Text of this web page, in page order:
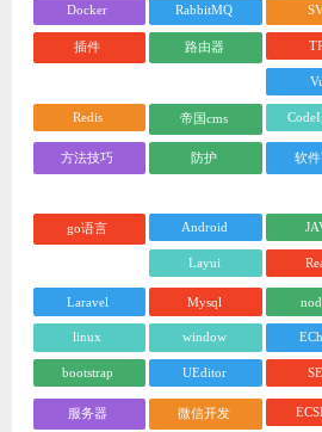
Docker RabbitMQ
插件 路由器
Redis 帝国cms
方法技巧 防护 软
go语言 Android
Layui
Laravel Mysql
linux window
bootstrap UEditor
服务器 微信开发